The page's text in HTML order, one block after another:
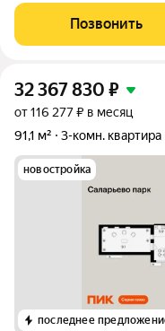
земли, функциональная
Жилой район «Саларьево
Позвонить
32 367 830 ₽
от 116 277 ₽ в месяц
91,1 м²
3-комн. квартира
новостройка
последнее